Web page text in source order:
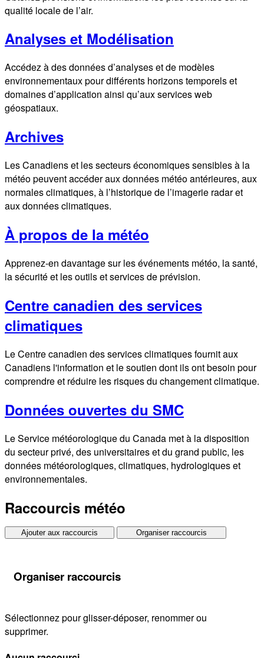
qualité locale de l’air.
Analyses et Modélisation
Accédez à des données d’analyses et de modèles
environnementaux pour différents horizons temporels et
domaines d’application ainsi qu’aux services web
géospatiaux.
Archives
Les Canadiens et les secteurs économiques sensibles à la
météo peuvent accéder aux données météo antérieures, aux
normales climatiques, à l’historique de l’imagerie radar et
aux données climatiques.
À propos de la météo
Apprenez-en davantage sur les événements météo, la santé,
la sécurité et les outils et services de prévision.
Centre canadien des services
climatiques
Le Centre canadien des services climatiques fournit aux
Canadiens l'information et le soutien dont ils ont besoin pour
comprendre et réduire les risques du changement climatique.
Données ouvertes du SMC
Le Service météorologique du Canada met à la disposition
du secteur privé, des universitaires et du grand public, les
données météorologiques, climatiques, hydrologiques et
environnementales.
Raccourcis météo
Ajouter aux raccourcis Organiser raccourcis
Organiser raccourcis
Sélectionnez pour glisser-déposer, renommer ou
supprimer.